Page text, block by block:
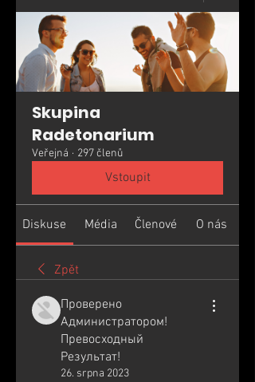
Skupina
Radetonarium
Veřejná · 297 členů
Vstoupit
Diskuse Média Členové O nás
Zpět
Проверено
Администратором!
Превосходный
Результат!
26. srpna 2023